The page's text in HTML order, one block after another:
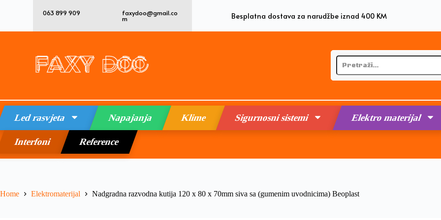
063 899 909 faxydoo@gmail.co
m Besplatna dostava za narudžbe iznad 400 KM
Led rasvjeta Napajanja Klime Sigurnosni sistemi Elektro materijal
Interfoni Reference
Home Elektromaterijal Nadgradna razvodna kutija 120 x 80 x 70mm siva sa (gumenim uvodnicima) Beoplast